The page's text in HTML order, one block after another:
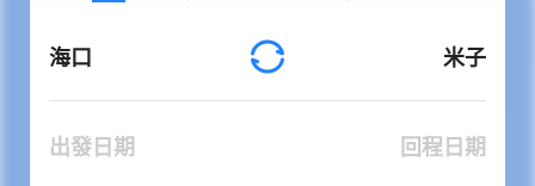
海口 米子
出發日期 回程日期